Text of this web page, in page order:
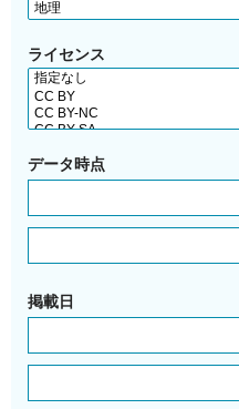
ライセンス
データ時点
掲載日